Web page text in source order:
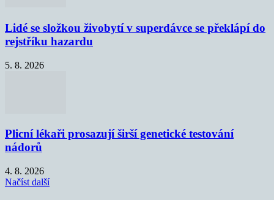
Lidé se složkou živobytí v superdávce se překlápí do
rejstříku hazardu
5. 8. 2026
Plicní lékaři prosazují širší genetické testování
nádorů
4. 8. 2026
Načíst další